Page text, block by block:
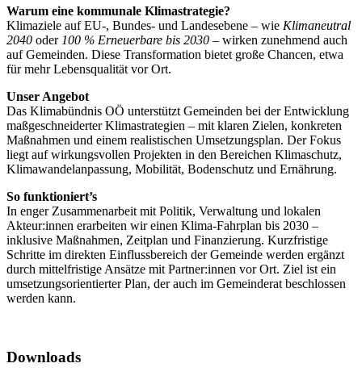
Warum eine kommunale Klimastrategie?
Klimaziele auf EU-, Bundes- und Landesebene – wie Klimaneutral
2040 oder 100 % Erneuerbare bis 2030 – wirken zunehmend auch
auf Gemeinden. Diese Transformation bietet große Chancen, etwa
für mehr Lebensqualität vor Ort.
Unser Angebot
Das Klimabündnis OÖ unterstützt Gemeinden bei der Entwicklung
maßgeschneiderter Klimastrategien – mit klaren Zielen, konkreten
Maßnahmen und einem realistischen Umsetzungsplan. Der Fokus
liegt auf wirkungsvollen Projekten in den Bereichen Klimaschutz,
Klimawandelanpassung, Mobilität, Bodenschutz und Ernährung.
So funktioniert’s
In enger Zusammenarbeit mit Politik, Verwaltung und lokalen
Akteur:innen erarbeiten wir einen Klima-Fahrplan bis 2030 –
inklusive Maßnahmen, Zeitplan und Finanzierung. Kurzfristige
Schritte im direkten Einflussbereich der Gemeinde werden ergänzt
durch mittelfristige Ansätze mit Partner:innen vor Ort. Ziel ist ein
umsetzungsorientierter Plan, der auch im Gemeinderat beschlossen
werden kann.
Downloads